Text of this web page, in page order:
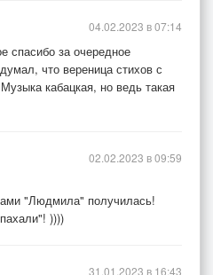
спасибо за очередное
что вереница стихов с
кабацкая, но ведь такая
04.02.2023 в 07:14
"Людмила" получилась!
))))
02.02.2023 в 09:59
31.01.2023 в 16:43